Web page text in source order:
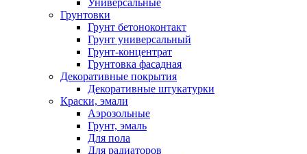
Грунтовки
Грунт бетоноконтакт
Грунт универсальный
Грунт-концентрат
Грунтовка фасадная
Декоративные покрытия
Декоративные штукатурки
Краски, эмали
Аэрозольные
Грунт, эмаль
Для пола
Для радиаторов